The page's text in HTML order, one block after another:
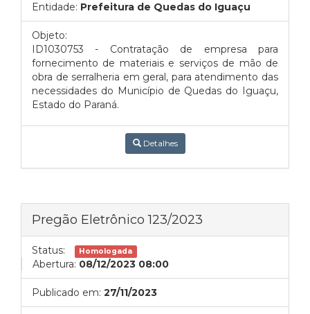
Entidade: Prefeitura de Quedas do Iguaçu
Objeto:
ID1030753 - Contratação de empresa para
fornecimento de materiais e serviços de mão de
obra de serralheria em geral, para atendimento das
necessidades do Município de Quedas do Iguaçu,
Estado do Paraná.
Detalhes
Pregão Eletrônico 123/2023
Status: Homologada
Abertura: 08/12/2023 08:00
Publicado em: 27/11/2023